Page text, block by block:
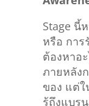
Stage นี้
หรือ การ
ต้องหาอ
ภายหลัง
ของ แต่
รู้ถึงแบร
จะมองห